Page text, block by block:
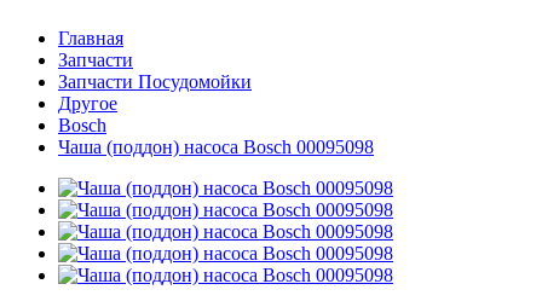
Главная
Запчасти
Запчасти Посудомойки
Другое
Bosch
Чаша (поддон) насоса Bosch 00095098